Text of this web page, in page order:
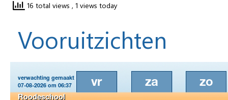
16 total views , 1 views today
Vooruitzichten